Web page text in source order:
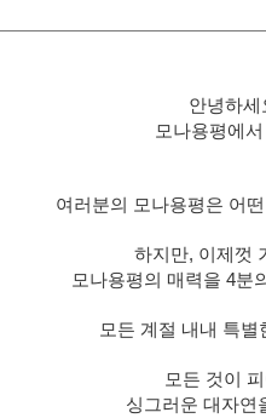
안녕하세
모나용평에
여러분의 모나용평은 어
하지만, 이제껏
모나용평의 매력을 4분
모든 계절 내내 특
모든 것이
싱그러운 대자연